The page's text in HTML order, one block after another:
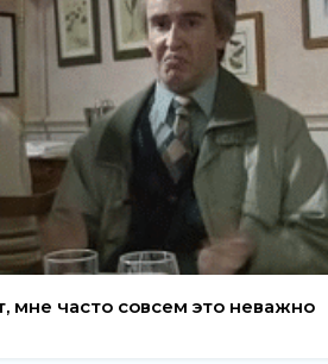
мне часто совсем это неважно